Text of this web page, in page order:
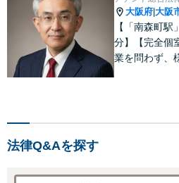
大阪府 大阪
【「南森町駅
分】【完全個
業を問わず、
法律Q&Aを探す